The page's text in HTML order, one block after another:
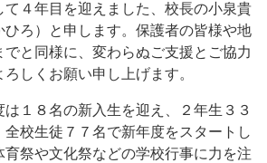
４年目を迎えました、校長の小泉貴
ろ）と申します。保護者の皆様や地
と同様に、変わらぬご支援とご協力
しくお願い申し上げます。
１８名の新入生を迎え、２年生３３
校生徒７７名で新年度をスタートし
育祭や文化祭などの学校行事に力を注